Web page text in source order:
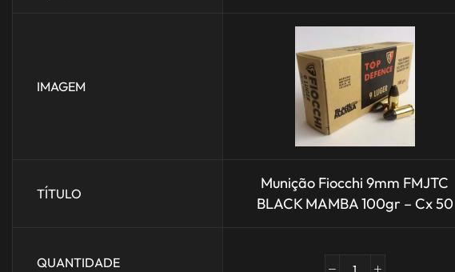
IMAGEM
TÍTULO
Munição Fiocchi 9mm FMJTC
BLACK MAMBA 100gr – Cx 50
QUANTIDADE